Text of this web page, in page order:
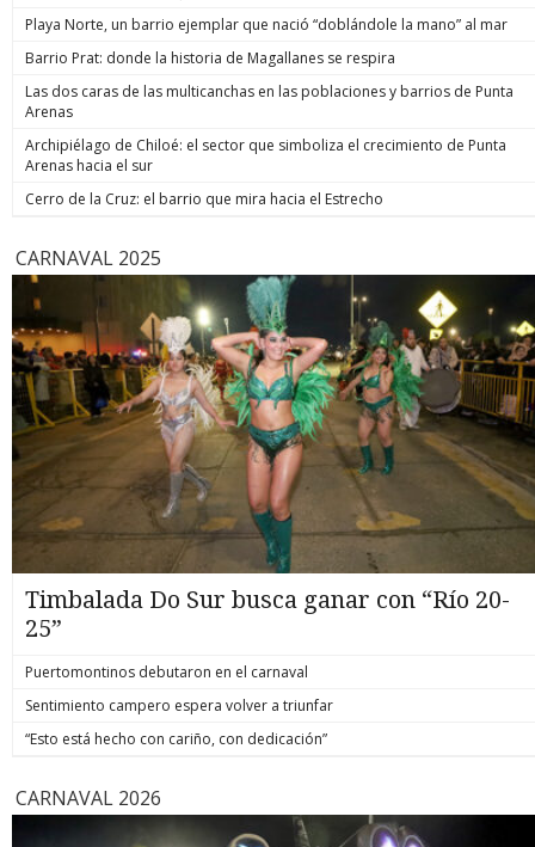
Playa Norte, un barrio ejemplar que nació “doblándole la mano” al mar
Barrio Prat: donde la historia de Magallanes se respira
Las dos caras de las multicanchas en las poblaciones y barrios de Punta
Arenas
Archipiélago de Chiloé: el sector que simboliza el crecimiento de Punta
Arenas hacia el sur
Cerro de la Cruz: el barrio que mira hacia el Estrecho
CARNAVAL 2025
Timbalada Do Sur busca ganar con “Río 20-
25”
Puertomontinos debutaron en el carnaval
Sentimiento campero espera volver a triunfar
“Esto está hecho con cariño, con dedicación”
CARNAVAL 2026